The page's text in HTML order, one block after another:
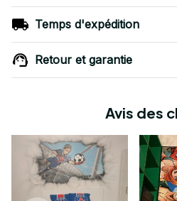
Temps d'expédition
Retour et garantie
Avis des